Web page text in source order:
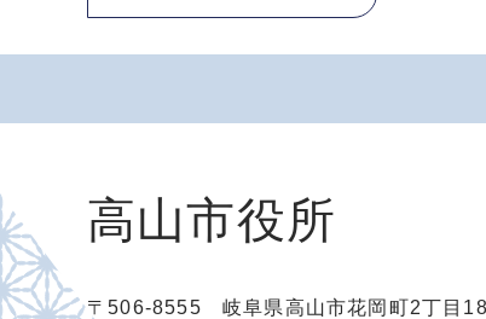
高山市役所
〒506-8555 岐阜県高山市花岡町2丁目